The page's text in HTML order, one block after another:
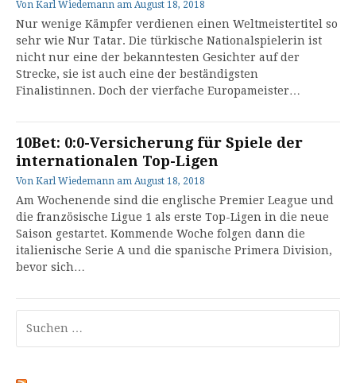
Von Karl Wiedemann am August 18, 2018
Nur wenige Kämpfer verdienen einen Weltmeistertitel so
sehr wie Nur Tatar. Die türkische Nationalspielerin ist
nicht nur eine der bekanntesten Gesichter auf der
Strecke, sie ist auch eine der beständigsten
Finalistinnen. Doch der vierfache Europameister…
10Bet: 0:0-Versicherung für Spiele der
internationalen Top-Ligen
Von Karl Wiedemann am August 18, 2018
Am Wochenende sind die englische Premier League und
die französische Ligue 1 als erste Top-Ligen in die neue
Saison gestartet. Kommende Woche folgen dann die
italienische Serie A und die spanische Primera Division,
bevor sich…
nach: